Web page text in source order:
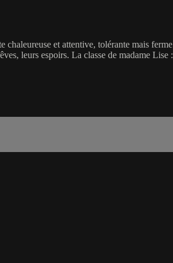
et attentive, tolérante mais
leurs espoirs. La classe de madame